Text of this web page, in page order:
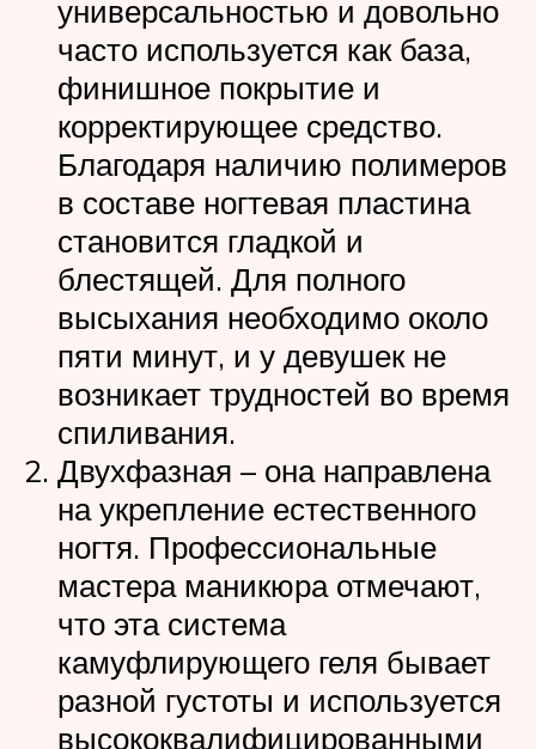
универсальностью и довольно
часто используется как база,
финишное покрытие и
корректирующее средство.
Благодаря наличию полимеров
в составе ногтевая пластина
становится гладкой и
блестящей. Для полного
высыхания необходимо около
пяти минут, и у девушек не
возникает трудностей во время
спиливания.
Двухфазная – она направлена
на укрепление естественного
ногтя. Профессиональные
мастера маникюра отмечают,
что эта система
камуфлирующего геля бывает
разной густоты и используется
высококвалифицированными